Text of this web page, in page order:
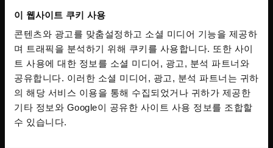
이 웹사이트 쿠키 사용
콘텐츠와 광고를 맞춤설정하고 소셜 미디어 기능을 제공하
며 트래픽을 분석하기 위해 쿠키를 사용합니다. 또한 사이
트 사용에 대한 정보를 소셜 미디어, 광고, 분석 파트너와
공유합니다. 이러한 소셜 미디어, 광고, 분석 파트너는 귀하
의 해당 서비스 이용을 통해 수집되었거나 귀하가 제공한
기타 정보와 Google이 공유한 사이트 사용 정보를 조합할
수 있습니다.